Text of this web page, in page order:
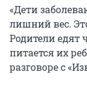
«Дети
лишний вес.
Родители едят
питается их
разговоре с